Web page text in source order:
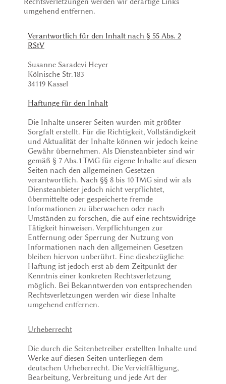
umgehend entfernen.
Verantwortlich für den Inhalt nach § 55 Abs. 2
RStV
Susanne Saradevi Heyer
Kölnische Str.183
34119 Kassel
Haftunge für den Inhalt
Die Inhalte unserer Seiten wurden mit größter
Sorgfalt erstellt. Für die Richtigkeit, Vollständigkeit
und Aktualität der Inhalte können wir jedoch keine
Gewähr übernehmen. Als Diensteanbieter sind wir
gemäß § 7 Abs.1 TMG für eigene Inhalte auf diesen
Seiten nach den allgemeinen Gesetzen
verantwortlich. Nach §§ 8 bis 10 TMG sind wir als
Diensteanbieter jedoch nicht verpflichtet,
übermittelte oder gespeicherte fremde
Informationen zu überwachen oder nach
Umständen zu forschen, die auf eine rechtswidrige
Tätigkeit hinweisen. Verpflichtungen zur
Entfernung oder Sperrung der Nutzung von
Informationen nach den allgemeinen Gesetzen
bleiben hiervon unberührt. Eine diesbezügliche
Haftung ist jedoch erst ab dem Zeitpunkt der
Kenntnis einer konkreten Rechtsverletzung
möglich. Bei Bekanntwerden von entsprechenden
Rechtsverletzungen werden wir diese Inhalte
umgehend entfernen.
Urheberrecht
Die durch die Seitenbetreiber erstellten Inhalte und
Werke auf diesen Seiten unterliegen dem
deutschen Urheberrecht. Die Vervielfältigung,
Bearbeitung, Verbreitung und jede Art der